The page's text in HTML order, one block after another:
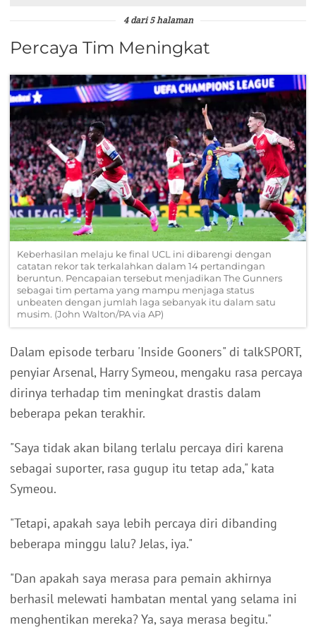
4 dari 5 halaman
Percaya Tim Meningkat
Keberhasilan melaju ke final UCL ini dibarengi dengan
catatan rekor tak terkalahkan dalam 14 pertandingan
beruntun. Pencapaian tersebut menjadikan The Gunners
sebagai tim pertama yang mampu menjaga status
unbeaten dengan jumlah laga sebanyak itu dalam satu
musim. (John Walton/PA via AP)
Dalam episode terbaru 'Inside Gooners" di talkSPORT,
penyiar Arsenal, Harry Symeou, mengaku rasa percaya
dirinya terhadap tim meningkat drastis dalam
beberapa pekan terakhir.
"Saya tidak akan bilang terlalu percaya diri karena
sebagai suporter, rasa gugup itu tetap ada," kata
Symeou.
"Tetapi, apakah saya lebih percaya diri dibanding
beberapa minggu lalu? Jelas, iya."
"Dan apakah saya merasa para pemain akhirnya
berhasil melewati hambatan mental yang selama ini
menghentikan mereka? Ya, saya merasa begitu."